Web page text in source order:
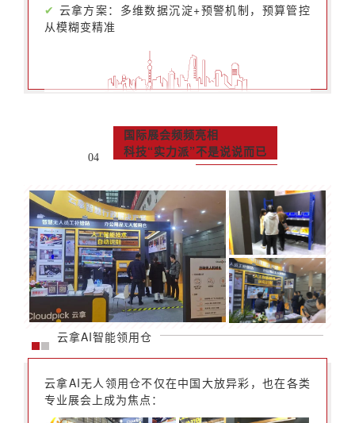
✔ 云拿方案：多维数据沉淀+预警机制，预算管控
从模糊变精准
04
国际展会频频亮相
科技“实力派”不是说说而已
云拿AI智能领用仓
云拿AI无人领用仓不仅在中国大放异彩，也在各类
专业展会上成为焦点：